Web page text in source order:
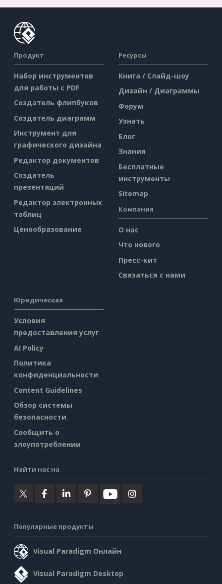
Продукт
Набор инструментов
для работы с PDF
Создатель флипбуков
Создатель диаграмм
Инструмент для
графического дизайна
Редактор документов
Создатель
презентаций
Редактор электронных
таблиц
Ценообразование
Ресурсы
Книга / Слайд-шоу
Дизайн / Диаграммы
Форум
Узнать
Блог
Знания
Бесплатные
инструменты
Sitemap
Компания
О нас
Что нового
Пресс-кит
Связаться с нами
Юридическая
Условия
предоставления услуг
AI Policy
Политика
конфиденциальности
Content Guidelines
Обзор системы
безопасности
Сообщить о
злоупотреблении
Найти нас на
Популярные продукты
Visual Paradigm Онлайн
Visual Paradigm Desktop